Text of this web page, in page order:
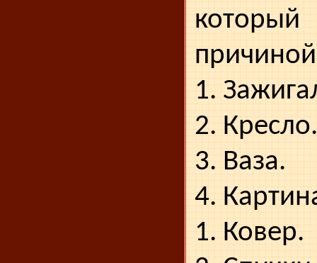
1.
2. Кресло.
3. Ваза.
4.
1. Ковер.